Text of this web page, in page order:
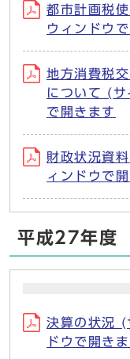
都市計画税
ウィンドウ
地方消費税
について (
で開きます
財政状況資
ィンドウで
平成27年度
決算の状況
ドウで開き